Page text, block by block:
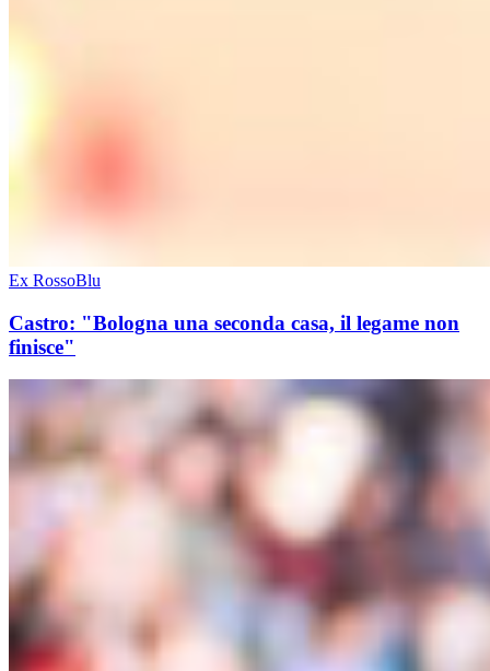
Ex RossoBlu
Castro: "Bologna una seconda casa, il legame non
finisce"